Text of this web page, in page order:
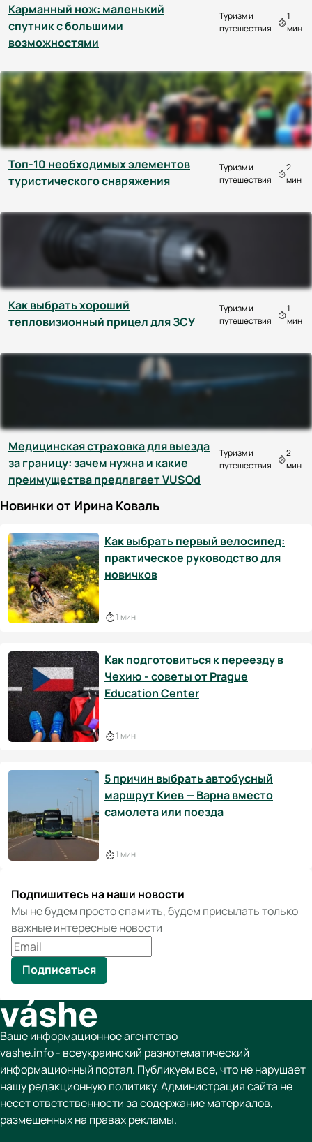
Карманный нож: маленький
спутник с большими
возможностями
Туризм и
путешествия
1
мин
Топ-10 необходимых элементов
туристического снаряжения
Туризм и
путешествия
2
мин
Как выбрать хороший
тепловизионный прицел для ЗСУ
Туризм и
путешествия
1
мин
Медицинская страховка для выезда
за границу: зачем нужна и какие
преимущества предлагает VUSOd
Туризм и
путешествия
2
мин
Новинки от Ирина Коваль
Как выбрать первый велосипед:
практическое руководство для
новичков
1 мин
Как подготовиться к переезду в
Чехию - советы от Prague
Education Center
1 мин
5 причин выбрать автобусный
маршрут Киев — Варна вместо
самолета или поезда
1 мин
Подпишитесь на наши новости
Мы не будем просто спамить, будем присылать только
важные интересные новости
Подписаться
Ваше информационное агентство
vashe.info - всеукраинский разнотематический
информационный портал. Публикуем все, что не нарушает
нашу редакционную политику. Администрация сайта не
несет ответственности за содержание материалов,
размещенных на правах рекламы.